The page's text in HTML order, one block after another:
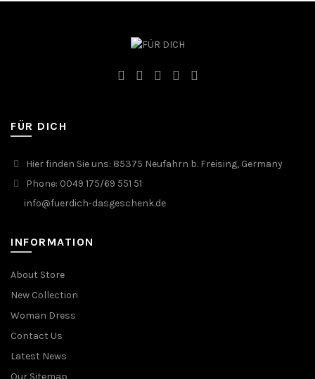
FÜR DICH
Hier finden Sie uns: 85375 Neufahrn b. Freising, Germany
Phone: 0049 175/69 551 51
info@fuerdich-dasgeschenk.de
INFORMATION
About Store
New Collection
Woman Dress
Contact Us
Latest News